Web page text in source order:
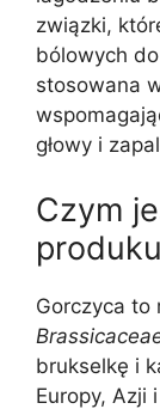
związki,
bólowych
stosowana
głowy i
Czym
Gorczyca to
brukselkę i
Europy, Azji